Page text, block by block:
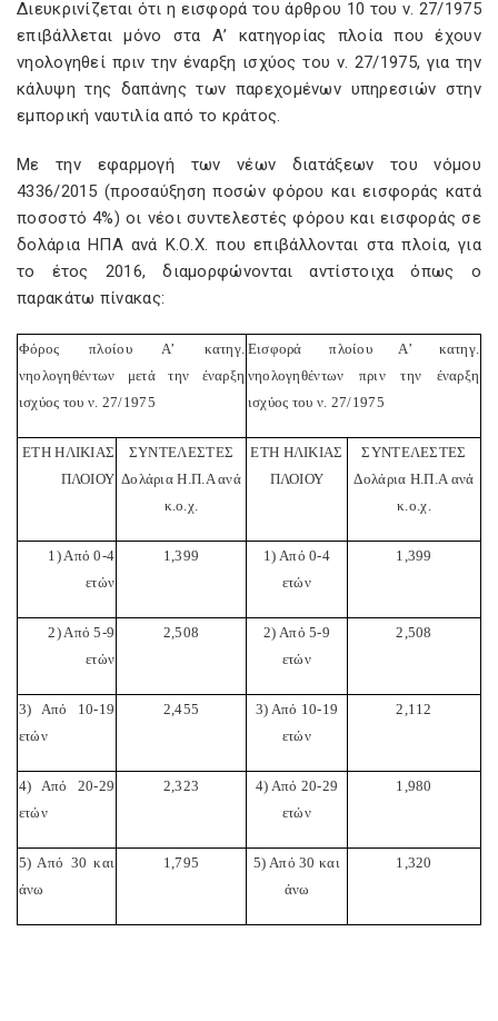
Διευκρινίζεται ότι η εισφορά του άρθρου 10 του ν. 27/1975
επιβάλλεται μόνο στα Α’ κατηγορίας πλοία που έχουν
νηολογηθεί πριν την έναρξη ισχύος του ν. 27/1975, για την
κάλυψη της δαπάνης των παρεχομένων υπηρεσιών στην
εμπορική ναυτιλία από το κράτος.
Με την εφαρμογή των νέων διατάξεων του νόμου
4336/2015 (προσαύξηση ποσών φόρου και εισφοράς κατά
ποσοστό 4%) οι νέοι συντελεστές φόρου και εισφοράς σε
δολάρια ΗΠΑ ανά Κ.Ο.Χ. που επιβάλλονται στα πλοία, για
το έτος 2016, διαμορφώνονται αντίστοιχα όπως ο
παρακάτω πίνακας:
Φόρος πλοίου Α’ κατηγ.
νηολογηθέντων μετά την έναρξη
ισχύος του ν. 27/1975
Εισφορά πλοίου Α’ κατηγ.
νηολογηθέντων πριν την έναρξη
ισχύος του ν. 27/1975
ΕΤΗ ΗΛΙΚΙΑΣ
ΠΛΟΙΟΥ
ΣΥΝΤΕΛΕΣΤΕΣ
Δολάρια Η.Π.Α ανά
κ.ο.χ.
ΕΤΗ ΗΛΙΚΙΑΣ
ΠΛΟΙΟΥ
ΣΥΝΤΕΛΕΣΤΕΣ
Δολάρια Η.Π.Α ανά
κ.ο.χ.
1) Από 0-4
ετών
1,399
1) Από 0-4
ετών
1,399
2) Από 5-9
ετών
2,508
2) Από 5-9
ετών
2,508
3) Από 10-19
ετών
2,455
3) Από 10-19
ετών
2,112
4) Από 20-29
ετών
2,323
4) Από 20-29
ετών
1,980
5) Από 30 και
άνω
1,795
5) Από 30 και
άνω
1,320